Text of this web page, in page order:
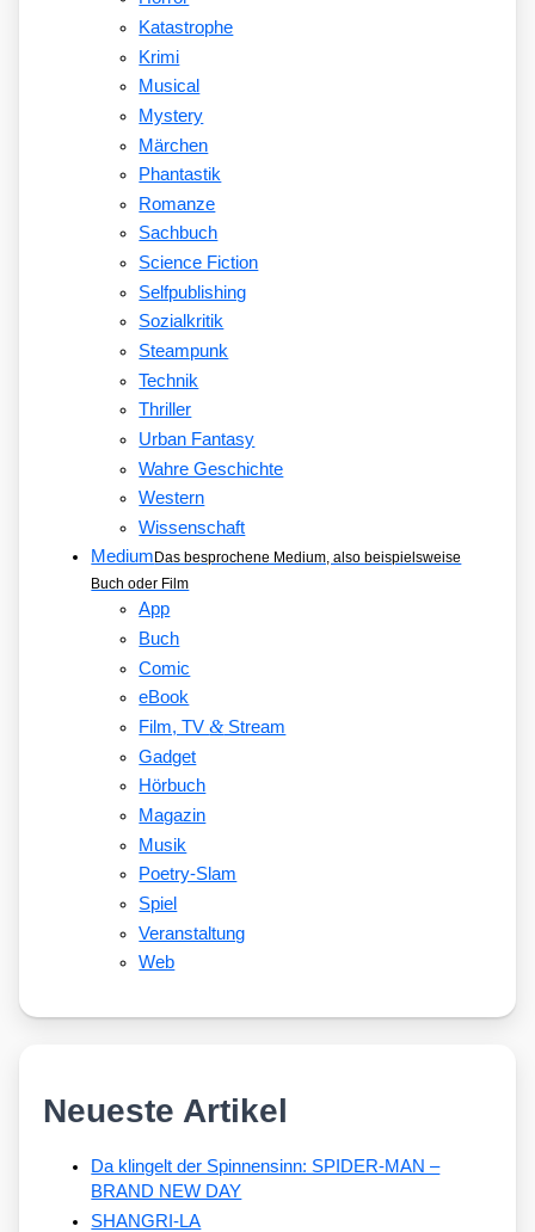
Katastrophe
Krimi
Musical
Mystery
Märchen
Phantastik
Romanze
Sachbuch
Science Fiction
Selfpublishing
Sozialkritik
Steampunk
Technik
Thriller
Urban Fantasy
Wahre Geschichte
Western
Wissenschaft
Medium Das besprochene Medium, also beispielsweise
Buch oder Film
App
Buch
Comic
eBook
Film, TV&Stream
Gadget
Hörbuch
Magazin
Musik
Poetry-Slam
Spiel
Veranstaltung
Web
Neueste Artikel
Da klingelt der Spinnensinn: SPIDER-MAN –
BRAND NEW DAY
SHANGRI-LA